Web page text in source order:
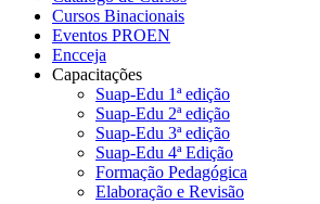
Cursos Binacionais
Eventos PROEN
Encceja
Capacitações
Suap-Edu 1ª edição
Suap-Edu 2ª edição
Suap-Edu 3ª edição
Suap-Edu 4ª Edição
Formação Pedagógica
Elaboração e Revisão